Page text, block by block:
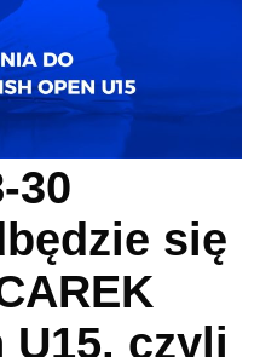
30
się
U15, czyli